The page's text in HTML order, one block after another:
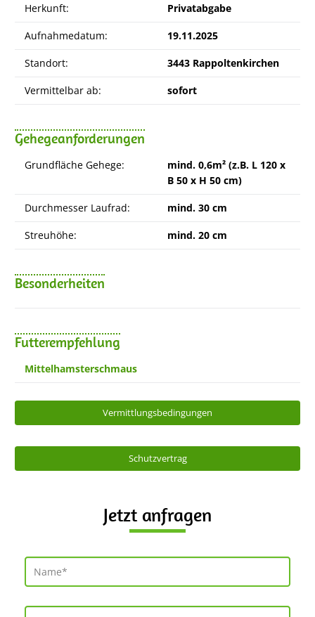
Herkunft: Privatabgabe
Aufnahmedatum: 19.11.2025
Standort: 3443 Rappoltenkirchen
Vermittelbar ab: sofort
Gehegeanforderungen
Grundfläche Gehege:
mind. 0,6m² (z.B. L 120 x
B 50 x H 50 cm)
Durchmesser Laufrad: mind. 30 cm
Streuhöhe: mind. 20 cm
Besonderheiten
Futterempfehlung
Mittelhamsterschmaus
Vermittlungsbedingungen
Schutzvertrag
Jetzt anfragen